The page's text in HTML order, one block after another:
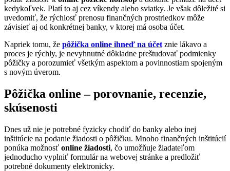
kedykoľvek. Platí to aj cez víkendy alebo sviatky. Je však dôležité si
uvedomiť, že rýchlosť prenosu finančných prostriedkov môže
závisieť aj od konkrétnej banky, v ktorej má osoba účet.
Napriek tomu, že pôžička online ihneď na účet znie lákavo a
proces je rýchly, je nevyhnutné dôkladne preštudovať podmienky
pôžičky a porozumieť všetkým aspektom a povinnostiam spojeným
s novým úverom.
Pôžička online – porovnanie, recenzie,
skúsenosti
Dnes už nie je potrebné fyzicky chodiť do banky alebo inej
inštitúcie na podanie žiadosti o pôžičku. Mnoho finančných inštitúcií
ponúka možnosť online žiadosti, čo umožňuje žiadateľom
jednoducho vyplniť formulár na webovej stránke a predložiť
potrebné dokumenty elektronicky.